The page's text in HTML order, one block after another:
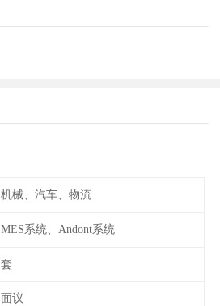
机械、汽车、物流
MES系统、Andont系统
套
面议